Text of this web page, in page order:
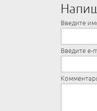
Введите
Введите e-